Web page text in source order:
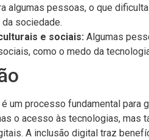
algumas pessoas, o que
sociedade.
e sociais: Algumas
como o medo da
um processo fundamental para
o acesso às tecnologias, mas
A inclusão digital traz